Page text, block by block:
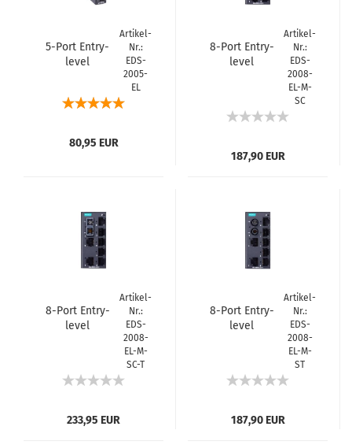
5-Port Entry-
level
ports, -10 to
Artikel-
Nr.:
EDS-
2005-
EL
80,95 EUR
8-Port Entry-
level
mode port, SC, -1
Artikel-
Nr.:
EDS-
2008-
EL-M-
SC
187,90 EUR
8-Port Entry-
level
mode port, SC,
Artikel-
Nr.:
EDS-
2008-
EL-M-
SC-T
233,95 EUR
8-Port Entry-
level
mode port, ST, -1
Artikel-
Nr.:
EDS-
2008-
EL-M-
ST
187,90 EUR